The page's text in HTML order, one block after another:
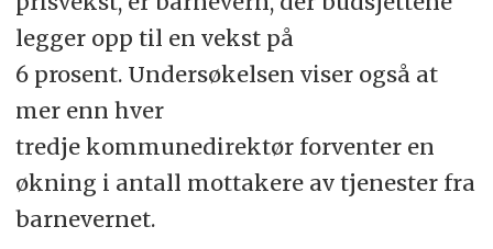
legger opp til en vekst på
6 prosent. Undersøkelsen viser også at
mer enn hver
tredje kommunedirektør forventer en
økning i antall mottakere av tjenester fra
barnevernet.